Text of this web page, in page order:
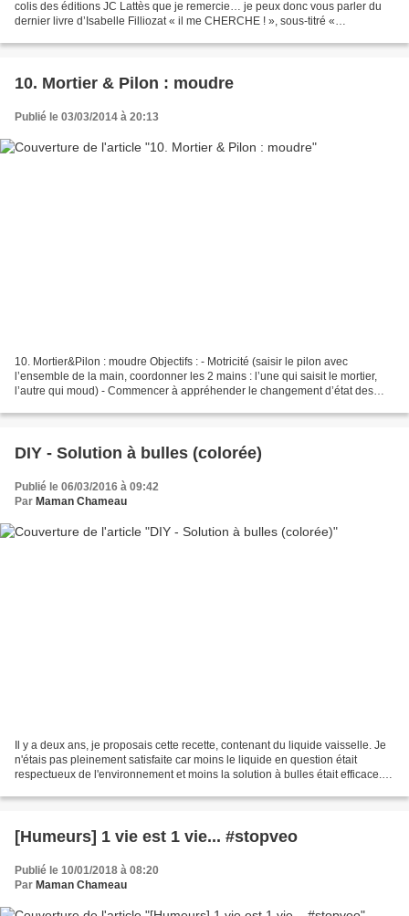
colis des éditions JC Lattès que je remercie… je peux donc vous parler du
dernier livre d’Isabelle Filliozat « il me CHERCHE ! », sous-titré «
10. Mortier & Pilon : moudre
Publié le 03/03/2014 à 20:13
10. Mortier&Pilon : moudre Objectifs : - Motricité (saisir le pilon avec
l’ensemble de la main, coordonner les 2 mains : l’une qui saisit le mortier,
l’autre qui moud) - Commencer à appréhender le changement d’état des
DIY - Solution à bulles (colorée)
Publié le 06/03/2016 à 09:42
Par Maman Chameau
Il y a deux ans, je proposais cette recette, contenant du liquide vaisselle. Je
n'étais pas pleinement satisfaite car moins le liquide en question était
respectueux de l'environnement et moins la solution à bulles était efficace.
[Humeurs] 1 vie est 1 vie... #stopveo
Publié le 10/01/2018 à 08:20
Par Maman Chameau